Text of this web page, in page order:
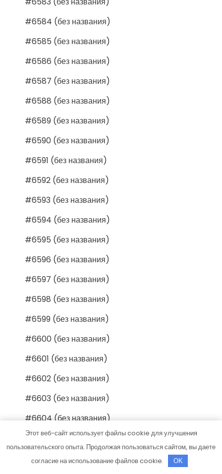
#6584 (без названия)
#6585 (без названия)
#6586 (без названия)
#6587 (без названия)
#6588 (без названия)
#6589 (без названия)
#6590 (без названия)
#6591 (без названия)
#6592 (без названия)
#6593 (без названия)
#6594 (без названия)
#6595 (без названия)
#6596 (без названия)
#6597 (без названия)
#6598 (без названия)
#6599 (без названия)
#6600 (без названия)
#6601 (без названия)
#6602 (без названия)
#6603 (без названия)
#6604 (без названия)
#6605 (без названия)
#6606 (без названия)
Этот веб-сайт использует файлы cookie для улучшения
пользовательского опыта. Продолжая пользоваться сайтом, вы даете
согласие на использование файлов cookie.
OK